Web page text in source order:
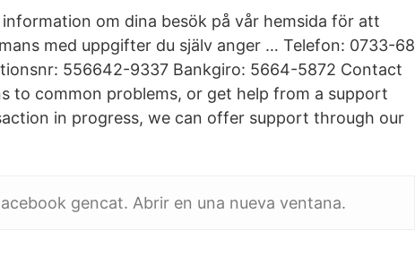
om dina besök på vår hemsida för att
med uppgifter du själv anger … Telefon: 0733-68
556642-9337 Bankgiro: 5664-5872 Contact
to common problems, or get help from a support
in progress, we can offer support through our
gencat. Abrir en una nueva ventana.